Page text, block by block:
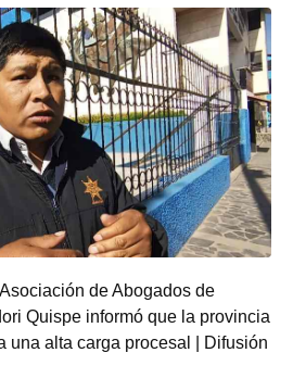
de Abogados de
Quispe informó que la provincia
una alta carga procesal | Difusión